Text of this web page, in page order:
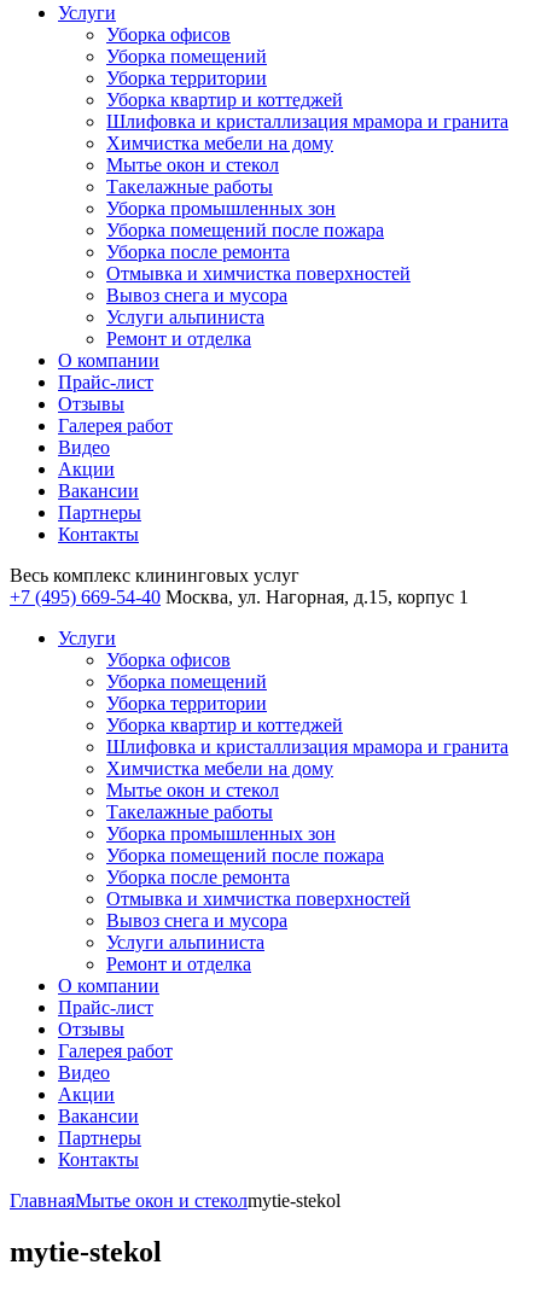
Услуги
Уборка офисов
Уборка помещений
Уборка территории
Уборка квартир и коттеджей
Шлифовка и кристаллизация мрамора и гранита
Химчистка мебели на дому
Мытье окон и стекол
Такелажные работы
Уборка промышленных зон
Уборка помещений после пожара
Уборка после ремонта
Отмывка и химчистка поверхностей
Вывоз снега и мусора
Услуги альпиниста
Ремонт и отделка
О компании
Прайс-лист
Отзывы
Галерея работ
Видео
Акции
Вакансии
Партнеры
Контакты
Весь комплекс клининговых услуг
+7 (495) 669-54-40 Москва, ул. Нагорная, д.15, корпус 1
Услуги
Уборка офисов
Уборка помещений
Уборка территории
Уборка квартир и коттеджей
Шлифовка и кристаллизация мрамора и гранита
Химчистка мебели на дому
Мытье окон и стекол
Такелажные работы
Уборка промышленных зон
Уборка помещений после пожара
Уборка после ремонта
Отмывка и химчистка поверхностей
Вывоз снега и мусора
Услуги альпиниста
Ремонт и отделка
О компании
Прайс-лист
Отзывы
Галерея работ
Видео
Акции
Вакансии
Партнеры
Контакты
ГлавнаяМытье окон и стеколmytie-stekol
mytie-stekol